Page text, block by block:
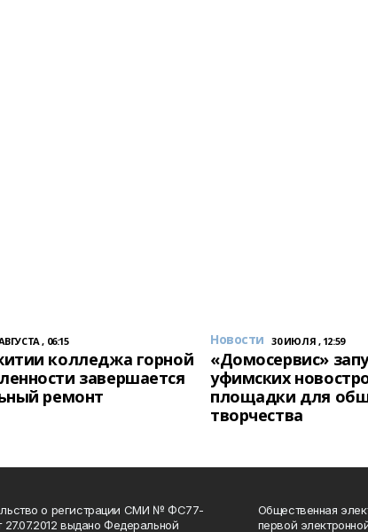
, 06:15
колледжа горной
завершается
ремонт
Новости 30 ИЮЛЯ , 12:59
«Домосервис»
уфимских
площадки для
творчества
о регистрации СМИ № ФС77-
27.07.2012 выдано Федеральной
Общественная
первой